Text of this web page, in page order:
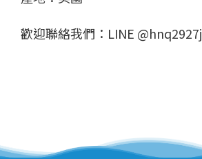
歡迎聯絡我們：LINE @hnq2927j